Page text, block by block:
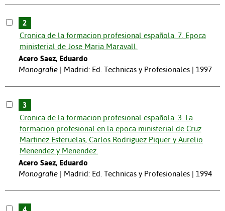
2
Cronica de la formacion profesional española. 7. Epoca
ministerial de Jose Maria Maravall.
Acero Saez, Eduardo
Monografie
Madrid: Ed. Technicas y Profesionales | 1997
3
Cronica de la formacion profesional española. 3. La
formacion profesional en la epoca ministerial de Cruz
Martinez Esteruelas, Carlos Rodriguez Piquer y Aurelio
Menendez y Menendez.
Acero Saez, Eduardo
Monografie
Madrid: Ed. Technicas y Profesionales | 1994
4